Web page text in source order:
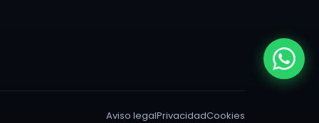
Aviso legalPrivacidadCookies